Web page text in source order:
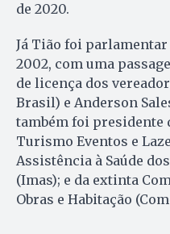
de 2020.
Já Tião foi parlamentar
2002, com uma
de licença dos
Brasil) e Anderson
também foi presidente
Turismo Eventos e
Assistência à Saúde
(Imas); e da extinta
Obras e Habitação